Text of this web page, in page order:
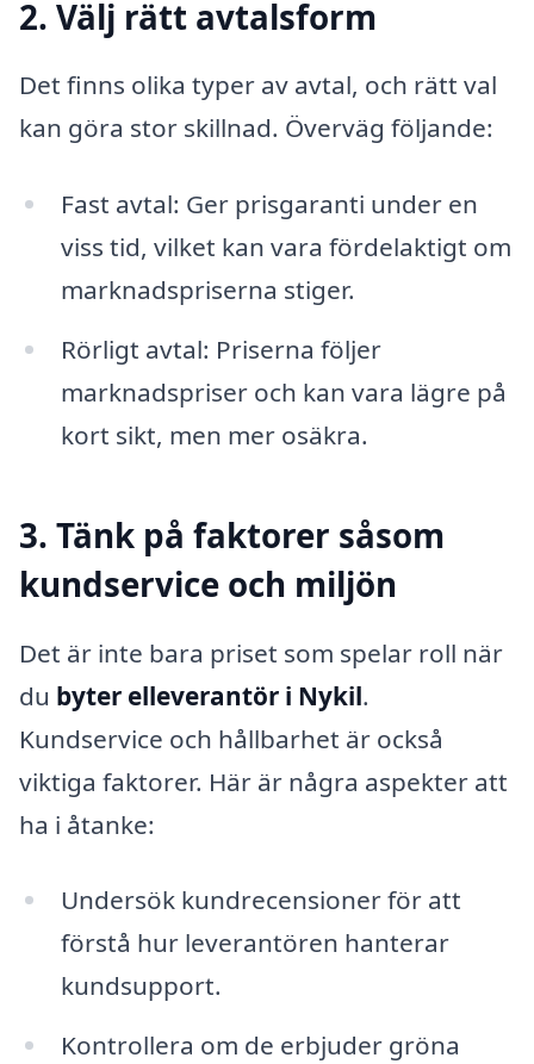
2. Välj rätt avtalsform
Det finns olika typer av avtal, och rätt val
kan göra stor skillnad. Överväg följande:
Fast avtal: Ger prisgaranti under en
viss tid, vilket kan vara fördelaktigt om
marknadspriserna stiger.
Rörligt avtal: Priserna följer
marknadspriser och kan vara lägre på
kort sikt, men mer osäkra.
3. Tänk på faktorer såsom
kundservice och miljön
Det är inte bara priset som spelar roll när
du byter elleverantör i Nykil.
Kundservice och hållbarhet är också
viktiga faktorer. Här är några aspekter att
ha i åtanke:
Undersök kundrecensioner för att
förstå hur leverantören hanterar
kundsupport.
Kontrollera om de erbjuder gröna